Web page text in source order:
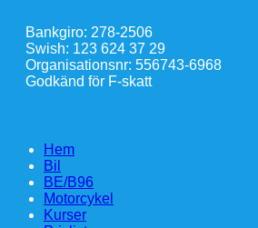
Bankgiro: 278-2506
Swish: 123 624 37 29
Organisationsnr: 556743-6968
Godkänd för F-skatt
Hem
Bil
BE/B96
Motorcykel
Kurser